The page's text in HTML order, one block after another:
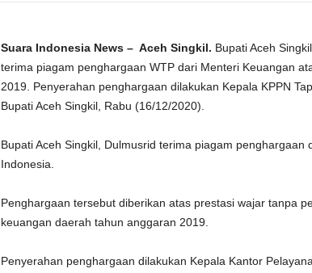
Suara Indonesia News – Aceh Singkil. Bupati Aceh
terima piagam penghargaan WTP dari Menteri Keuangan
2019. Penyerahan penghargaan dilakukan Kepala KPPN
Bupati Aceh Singkil, Rabu (16/12/2020).
Bupati Aceh Singkil, Dulmusrid terima piagam penghargaan
Indonesia.
Penghargaan tersebut diberikan atas prestasi wajar tanpa
keuangan daerah tahun anggaran 2019.
Penyerahan penghargaan dilakukan Kepala Kantor